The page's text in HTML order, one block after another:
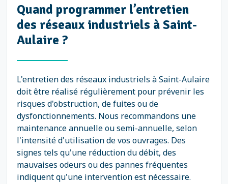
Quand programmer l’entretien
des réseaux industriels à Saint-
Aulaire ?
L'entretien des réseaux industriels à Saint-Aulaire
doit être réalisé régulièrement pour prévenir les
risques d'obstruction, de fuites ou de
dysfonctionnements. Nous recommandons une
maintenance annuelle ou semi-annuelle, selon
l'intensité d'utilisation de vos ouvrages. Des
signes tels qu'une réduction du débit, des
mauvaises odeurs ou des pannes fréquentes
indiquent qu'une intervention est nécessaire.